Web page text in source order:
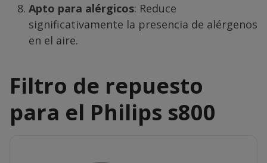
Apto para alérgicos: Reduce
significativamente la presencia de alérgenos
en el aire.
Filtro de repuesto
para el Philips s800